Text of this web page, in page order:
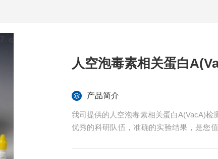
人空泡毒素相关蛋白
产品简介
我司提供的人空泡毒素相关蛋白A(VacA)检
优秀的科研队伍，准确的实验结果，是您